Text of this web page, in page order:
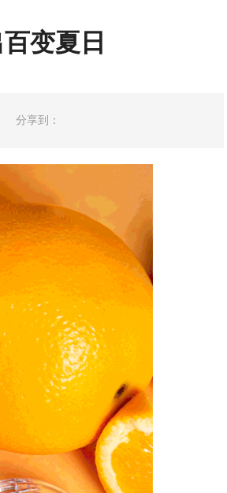
变夏日
分享到：